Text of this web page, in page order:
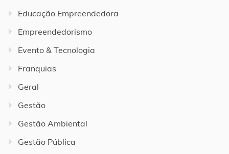
Educação Empreendedora
Empreendedorismo
Evento & Tecnologia
Franquias
Geral
Gestão
Gestão Ambiental
Gestão Pública